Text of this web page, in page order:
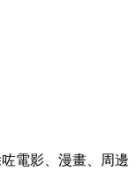
電影、漫畫、周邊